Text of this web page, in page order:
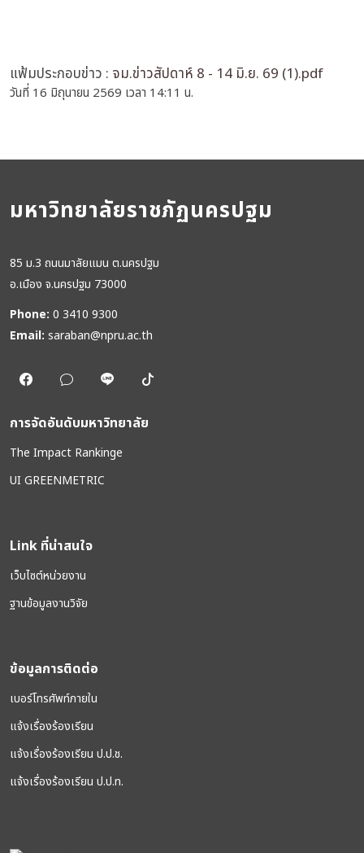
แฟ้มประกอบข่าว : จม.ข่าวสัปดาห์ 8 - 14 มิ.ย. 69 (1).pdf
วันที่ 16 มิถุนายน 2569 เวลา 14:11 น.
มหาวิทยาลัยราชภัฏนครปฐม
85 ม.3 ถนนมาลัยแมน ต.นครปฐม
อ.เมือง จ.นครปฐม 73000
Phone: 0 3410 9300
Email: saraban@npru.ac.th
การจัดอันดับมหาวิทยาลัย
The Impact Rankinge
UI GREENMETRIC
Link ที่น่าสนใจ
เว็บไซต์หน่วยงาน
ฐานข้อมูลงานวิจัย
ข้อมูลการติดต่อ
เบอร์โทรศัพท์ภายใน
แจ้งเรื่องร้องเรียน
แจ้งเรื่องร้องเรียน ป.ป.ช.
แจ้งเรื่องร้องเรียน ป.ป.ท.